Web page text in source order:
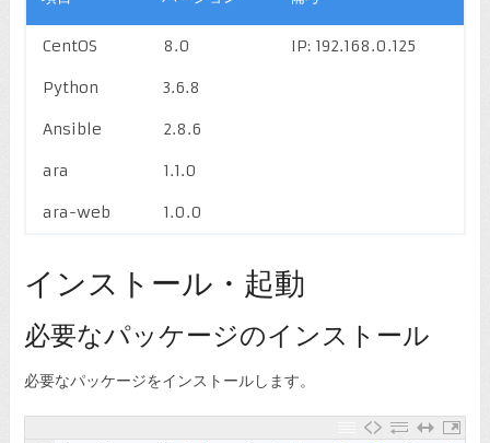
CentOS 8.0 IP: 192.168.0.125
Python 3.6.8
Ansible 2.8.6
ara 1.1.0
ara-web 1.0.0
インストール・起動
必要なパッケージのインストール
必要なパッケージをインストールします。